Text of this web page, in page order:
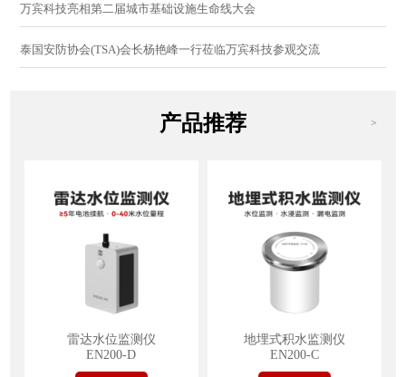
万宾科技亮相第二届城市基础设施生命线大会
泰国安防协会(TSA)会长杨艳峰一行莅临万宾科技参观交流
产品推荐 >
雷达水位监测仪
EN200-D
地埋式积水监测仪
EN200-C